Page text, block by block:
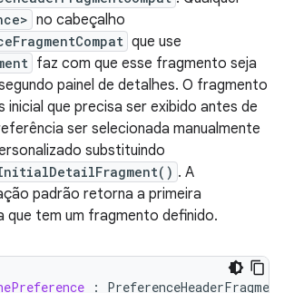
no cabeçalho
que use
faz com que esse fragmento seja
painel de detalhes. O fragmento
inicial que precisa ser exibido antes de
ser selecionada manualmente
substituindo
. A
padrão retorna a primeira
que tem um fragmento definido.
: